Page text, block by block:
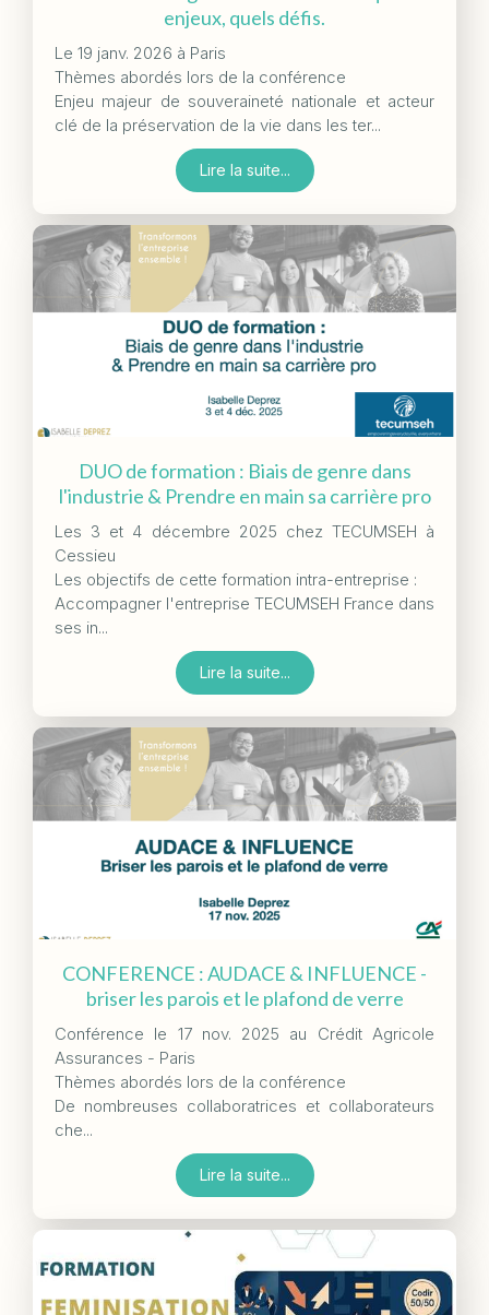
enjeux, quels défis.
Le 19 janv. 2026 à Paris
Thèmes abordés lors de la conférence
Enjeu majeur de souveraineté nationale et acteur
clé de la préservation de la vie dans les ter...
Lire la suite...
DUO de formation : Biais de genre dans
l'industrie & Prendre en main sa carrière pro
Les 3 et 4 décembre 2025 chez TECUMSEH à
Cessieu
Les objectifs de cette formation intra-entreprise :
Accompagner l'entreprise TECUMSEH France dans
ses in...
Lire la suite...
CONFERENCE : AUDACE & INFLUENCE -
briser les parois et le plafond de verre
Conférence le 17 nov. 2025 au Crédit Agricole
Assurances - Paris
Thèmes abordés lors de la conférence
De nombreuses collaboratrices et collaborateurs
che...
Lire la suite...